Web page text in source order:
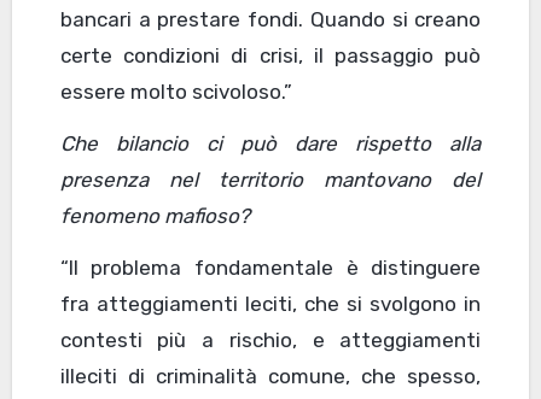
bancari a prestare fondi. Quando si creano
certe condizioni di crisi, il passaggio può
essere molto scivoloso.”
Che bilancio ci può dare rispetto alla
presenza nel territorio mantovano del
fenomeno mafioso?
“Il problema fondamentale è distinguere
fra atteggiamenti leciti, che si svolgono in
contesti più a rischio, e atteggiamenti
illeciti di criminalità comune, che spesso,